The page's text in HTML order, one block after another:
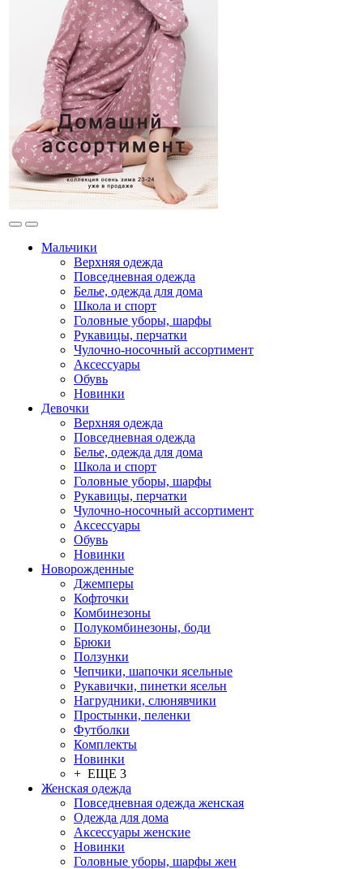
Мальчики
Верхняя одежда
Повседневная одежда
Белье, одежда для дома
Школа и спорт
Головные уборы, шарфы
Рукавицы, перчатки
Чулочно-носочный ассортимент
Аксессуары
Обувь
Новинки
Девочки
Верхняя одежда
Повседневная одежда
Белье, одежда для дома
Школа и спорт
Головные уборы, шарфы
Рукавицы, перчатки
Чулочно-носочный ассортимент
Аксессуары
Обувь
Новинки
Новорожденные
Джемперы
Кофточки
Комбинезоны
Полукомбинезоны, боди
Брюки
Ползунки
Чепчики, шапочки ясельные
Рукавички, пинетки ясельн
Нагрудники, слюнявчики
Простынки, пеленки
Футболки
Комплекты
Новинки
+ ЕЩЕ 3
Женская одежда
Повседневная одежда женская
Одежда для дома
Аксессуары женские
Новинки
Головные уборы, шарфы жен